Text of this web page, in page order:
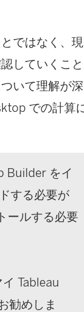
ではなく、現
していくこと
いて理解が深
での計算
Builder をイ
する必要が
ールする必要
Tableau
勧めしま